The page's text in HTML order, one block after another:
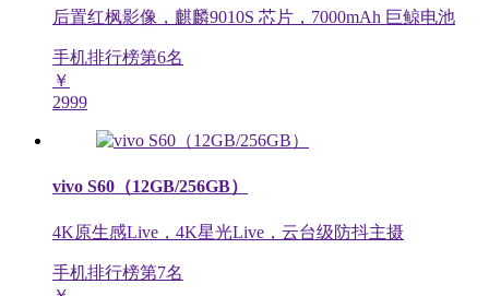
后置红枫影像，麒麟9010S 芯片，7000mAh 巨鲸电池
手机排行榜第6名
￥
2999
vivo S60（12GB/256GB）
4K原生感Live，4K星光Live，云台级防抖主摄
手机排行榜第7名